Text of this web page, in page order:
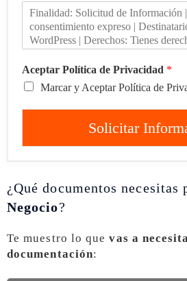
Aceptar Política de Privacidad *
Marcar y Aceptar Política de
Solicitar
¿Qué documentos necesitas
Negocio?
Te muestro lo quevas a
documentación: